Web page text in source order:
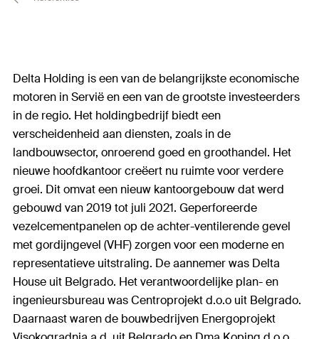
Delta Holding is een van de belangrijkste economische
motoren in Servië en een van de grootste investeerders
in de regio. Het holdingbedrijf biedt een
verscheidenheid aan diensten, zoals in de
landbouwsector, onroerend goed en groothandel. Het
nieuwe hoofdkantoor creëert nu ruimte voor verdere
groei. Dit omvat een nieuw kantoorgebouw dat werd
gebouwd van 2019 tot juli 2021. Geperforeerde
vezelcementpanelen op de achter-ventilerende gevel
met gordijngevel (VHF) zorgen voor een moderne en
representatieve uitstraling. De aannemer was Delta
House uit Belgrado. Het verantwoordelijke plan- en
ingenieursbureau was Centroprojekt d.o.o uit Belgrado.
Daarnaast waren de bouwbedrijven Energoprojekt